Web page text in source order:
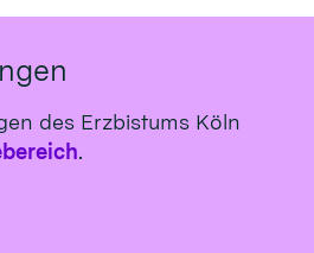
des Erzbistums Köln
.